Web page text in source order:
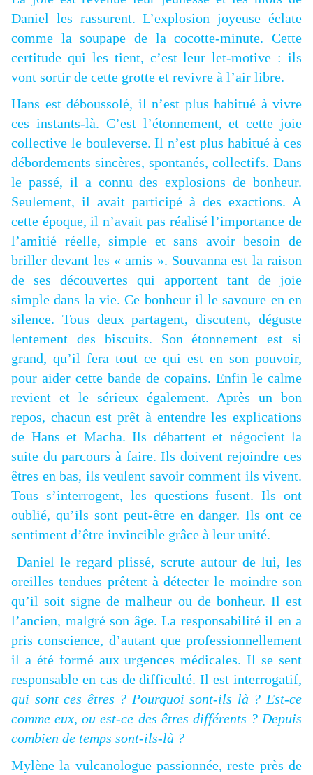
Daniel les rassurent. L’explosion joyeuse éclate
comme la soupape de la cocotte-minute. Cette
certitude qui les tient, c’est leur let-motive : ils
vont sortir de cette grotte et revivre à l’air libre.
Hans est déboussolé, il n’est plus habitué à vivre
ces instants-là. C’est l’étonnement, et cette joie
collective le bouleverse. Il n’est plus habitué à ces
débordements sincères, spontanés, collectifs. Dans
le passé, il a connu des explosions de bonheur.
Seulement, il avait participé à des exactions. A
cette époque, il n’avait pas réalisé l’importance de
l’amitié réelle, simple et sans avoir besoin de
briller devant les « amis ». Souvanna est la raison
de ses découvertes qui apportent tant de joie
simple dans la vie. Ce bonheur il le savoure en en
silence. Tous deux partagent, discutent, déguste
lentement des biscuits. Son étonnement est si
grand, qu’il fera tout ce qui est en son pouvoir,
pour aider cette bande de copains. Enfin le calme
revient et le sérieux également. Après un bon
repos, chacun est prêt à entendre les explications
de Hans et Macha. Ils débattent et négocient la
suite du parcours à faire. Ils doivent rejoindre ces
êtres en bas, ils veulent savoir comment ils vivent.
Tous s’interrogent, les questions fusent. Ils ont
oublié, qu’ils sont peut-être en danger. Ils ont ce
sentiment d’être invincible grâce à leur unité.
Daniel le regard plissé, scrute autour de lui, les
oreilles tendues prêtent à détecter le moindre son
qu’il soit signe de malheur ou de bonheur. Il est
l’ancien, malgré son âge. La responsabilité il en a
pris conscience, d’autant que professionnellement
il a été formé aux urgences médicales. Il se sent
responsable en cas de difficulté. Il est interrogatif,
qui sont ces êtres ? Pourquoi sont-ils là ? Est-ce
comme eux, ou est-ce des êtres différents ? Depuis
combien de temps sont-ils-là ?
Mylène la vulcanologue passionnée, reste près de